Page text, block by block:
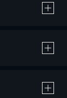
購入 / レンタルです。